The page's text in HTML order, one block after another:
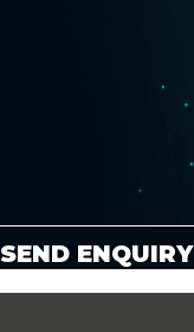
SEND ENQUIRY